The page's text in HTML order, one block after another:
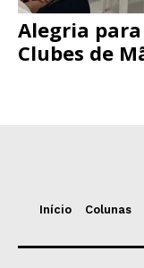
Alegria
Clubes de
Início Colunas